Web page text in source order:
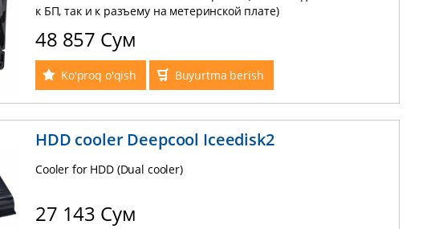
к БП, так и к разъему на метеринской плате)
48 857 Сум
Ko'proq o'qish Buyurtma berish
HDD cooler Deepcool Iceedisk2
Cooler for HDD (Dual cooler)
27 143 Сум